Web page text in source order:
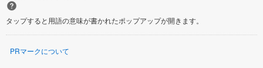
タップすると用語の意味が書かれたポップアップが開きます。
PRマークについて